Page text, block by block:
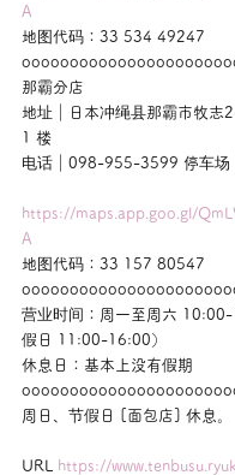
A
地图代码：33 534 49247
那霸分店
地址｜日本冲绳县那霸市牧志
1 楼
电话｜098-955-3599 停车场
https://maps.app.goo.gl/
A
地图代码：33 157 80547
营业时间：周一至周六
假日 11:00-16:00）
休息日：基本上没有假期
周日、节假日 [面包店] 休息。
URL
https://